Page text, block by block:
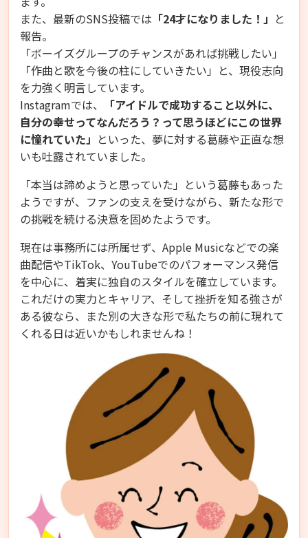
また、最新のSNS投稿では 「24才になりました！」 と
報告。
「ボーイズグループのチャンスがあれば挑戦したい」
「作曲と歌を今後の柱にしていきたい」と、現役志向
を力強く明言しています。
Instagramでは、
「アイドルで成功すること以外に、
自分の幸せってなんだろう？って思うほどにこの世界
に憧れていた」 といった、夢に対する葛藤や正直な想
いも吐露されていました。
「本当は諦めようと思っていた」という葛藤もあった
ようですが、ファンの支えを受けながら、新たな形で
の挑戦を続ける決意を固めたようです。
現在は事務所には所属せず、Apple Musicなどでの楽
曲配信やTikTok、YouTubeでのパフォーマンス発信
を中心に、着実に独自のスタイルを確立しています。
これだけの実力とキャリア、そして挫折を知る強さが
ある彼なら、また別の大きな形で私たちの前に現れて
くれる日は近いかもしれませんね！